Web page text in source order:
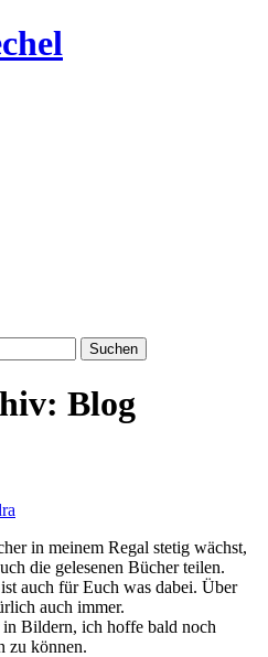
Blog
in meinem Regal stetig wächst,
die gelesenen Bücher teilen.
auch für Euch was dabei. Über
auch immer.
Bildern, ich hoffe bald noch
zu können.